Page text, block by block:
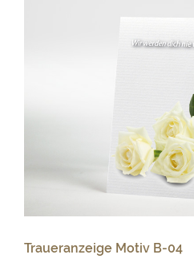
Traueranzeige Motiv B-04